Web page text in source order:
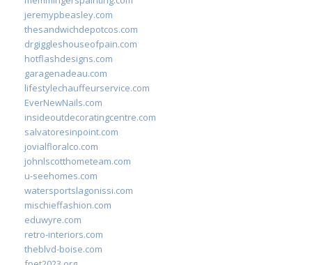
jeremypbeasley.com
thesandwichdepotcos.com
drgiggleshouseofpain.com
hotflashdesigns.com
garagenadeau.com
lifestylechauffeurservice.com
EverNewNails.com
insideoutdecoratingcentre.com
salvatoresinpoint.com
jovialfloralco.com
johnlscotthometeam.com
u-seehomes.com
watersportslagonissi.com
mischieffashion.com
eduwyre.com
retro-interiors.com
theblvd-boise.com